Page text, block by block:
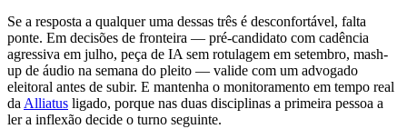
Se a resposta a qualquer uma dessas três é desconfortável, falta
ponte. Em decisões de fronteira — pré-candidato com cadência
agressiva em julho, peça de IA sem rotulagem em setembro, mash-
up de áudio na semana do pleito — valide com um advogado
eleitoral antes de subir. E mantenha o monitoramento em tempo real
da Alliatus ligado, porque nas duas disciplinas a primeira pessoa a
ler a inflexão decide o turno seguinte.